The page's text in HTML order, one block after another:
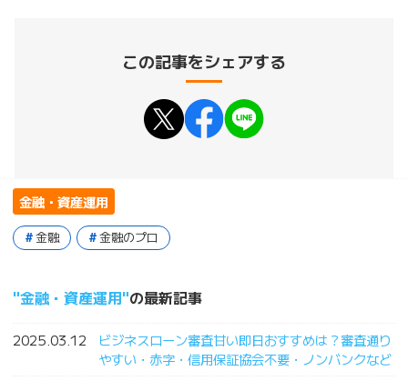
この記事をシェアする
金融・資産運用
金融 金融のプロ
金融・資産運用 の最新記事
2025.03.12
ビジネスローン審査甘い即日おすすめは？審査通り
やすい・赤字・信用保証協会不要・ノンバンクなど